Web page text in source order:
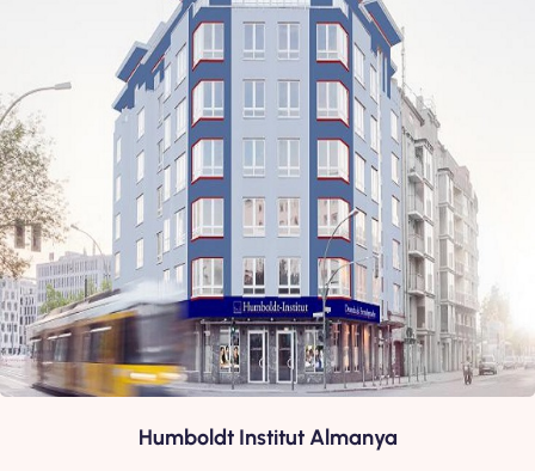
Humboldt Institut Almanya